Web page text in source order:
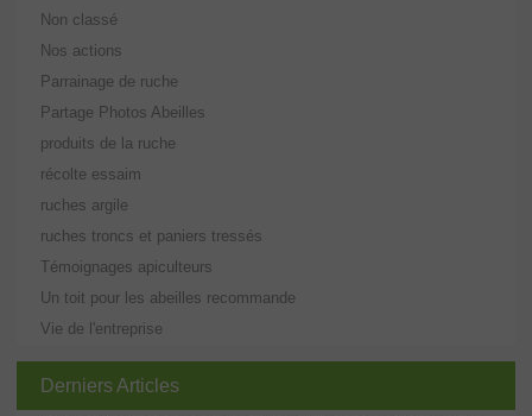
Non classé
Nos actions
Parrainage de ruche
Partage Photos Abeilles
produits de la ruche
récolte essaim
ruches argile
ruches troncs et paniers tressés
Témoignages apiculteurs
Un toit pour les abeilles recommande
Vie de l'entreprise
Derniers Articles